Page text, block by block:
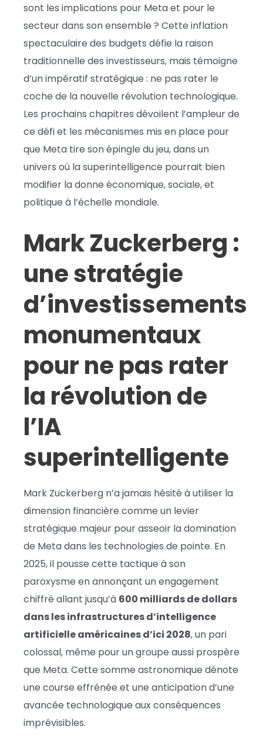
sont les implications pour Meta et pour le
secteur dans son ensemble ? Cette inflation
spectaculaire des budgets défie la raison
traditionnelle des investisseurs, mais témoigne
d’un impératif stratégique : ne pas rater le
coche de la nouvelle révolution technologique.
Les prochains chapitres dévoilent l’ampleur de
ce défi et les mécanismes mis en place pour
que Meta tire son épingle du jeu, dans un
univers où la superintelligence pourrait bien
modifier la donne économique, sociale, et
politique à l’échelle mondiale.
Mark Zuckerberg :
une stratégie
d’investissements
monumentaux
pour ne pas rater
la révolution de
l’IA
superintelligente
Mark Zuckerberg n’a jamais hésité à utiliser la
dimension financière comme un levier
stratégique majeur pour asseoir la domination
de Meta dans les technologies de pointe. En
2025, il pousse cette tactique à son
paroxysme en annonçant un engagement
chiffré allant jusqu’à 600 milliards de dollars
dans les infrastructures d’intelligence
artificielle américaines d’ici 2028, un pari
colossal, même pour un groupe aussi prospère
que Meta. Cette somme astronomique dénote
une course effrénée et une anticipation d’une
avancée technologique aux conséquences
imprévisibles.